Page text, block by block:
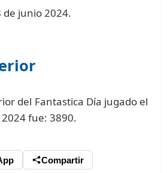
de junio 2024.
del Fantastica Día jugado el
fue: 3890.
Compartir